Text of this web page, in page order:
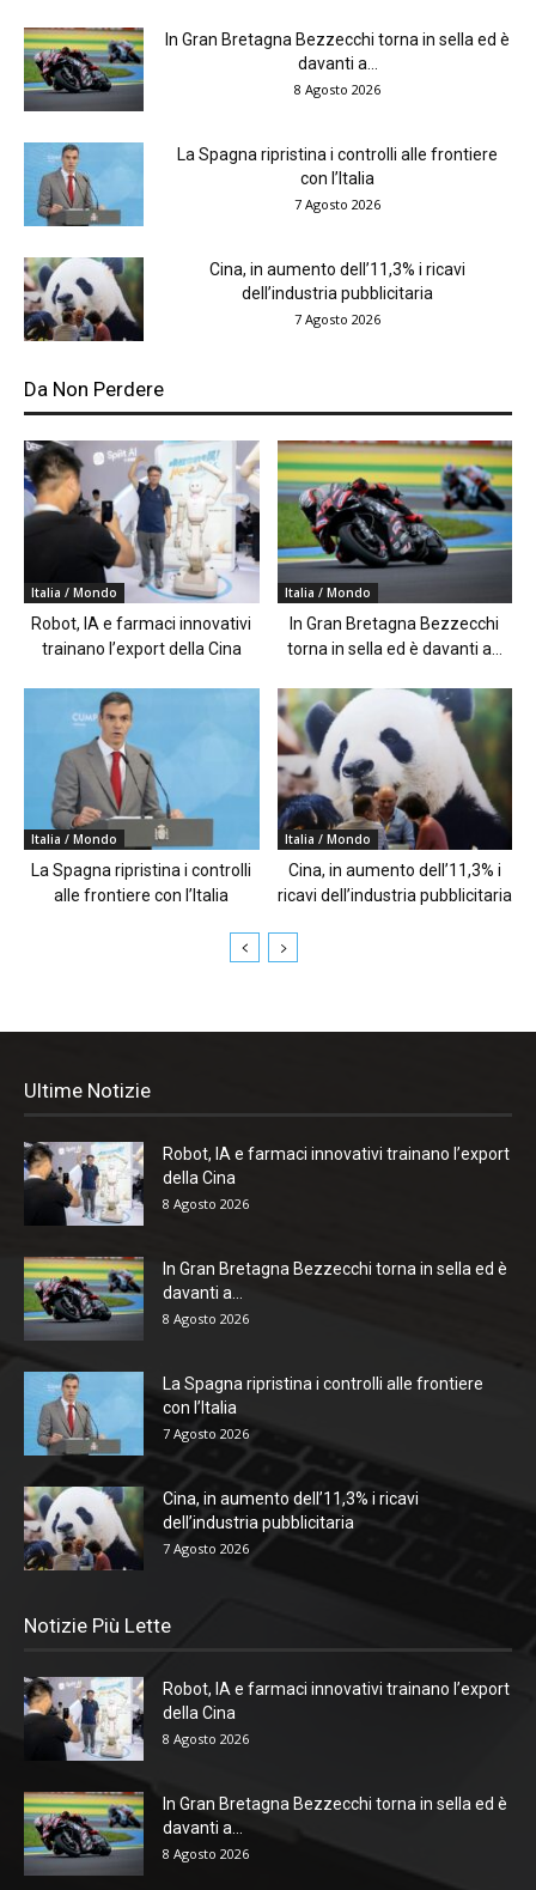
In Gran Bretagna Bezzecchi torna in sella ed è
davanti a...
8 Agosto 2026
La Spagna ripristina i controlli alle frontiere
con l’Italia
7 Agosto 2026
Cina, in aumento dell’11,3% i ricavi
dell’industria pubblicitaria
7 Agosto 2026
Da Non Perdere
Italia / Mondo
Robot, IA e farmaci innovativi
trainano l’export della Cina
Italia / Mondo
In Gran Bretagna Bezzecchi
torna in sella ed è davanti a...
Italia / Mondo
La Spagna ripristina i controlli
alle frontiere con l’Italia
Italia / Mondo
Cina, in aumento dell’11,3% i
ricavi dell’industria pubblicitaria
Ultime Notizie
Robot, IA e farmaci innovativi trainano l’export
della Cina
8 Agosto 2026
In Gran Bretagna Bezzecchi torna in sella ed è
davanti a...
8 Agosto 2026
La Spagna ripristina i controlli alle frontiere
con l’Italia
7 Agosto 2026
Cina, in aumento dell’11,3% i ricavi
dell’industria pubblicitaria
7 Agosto 2026
Notizie Più Lette
Robot, IA e farmaci innovativi trainano l’export
della Cina
8 Agosto 2026
In Gran Bretagna Bezzecchi torna in sella ed è
davanti a...
8 Agosto 2026